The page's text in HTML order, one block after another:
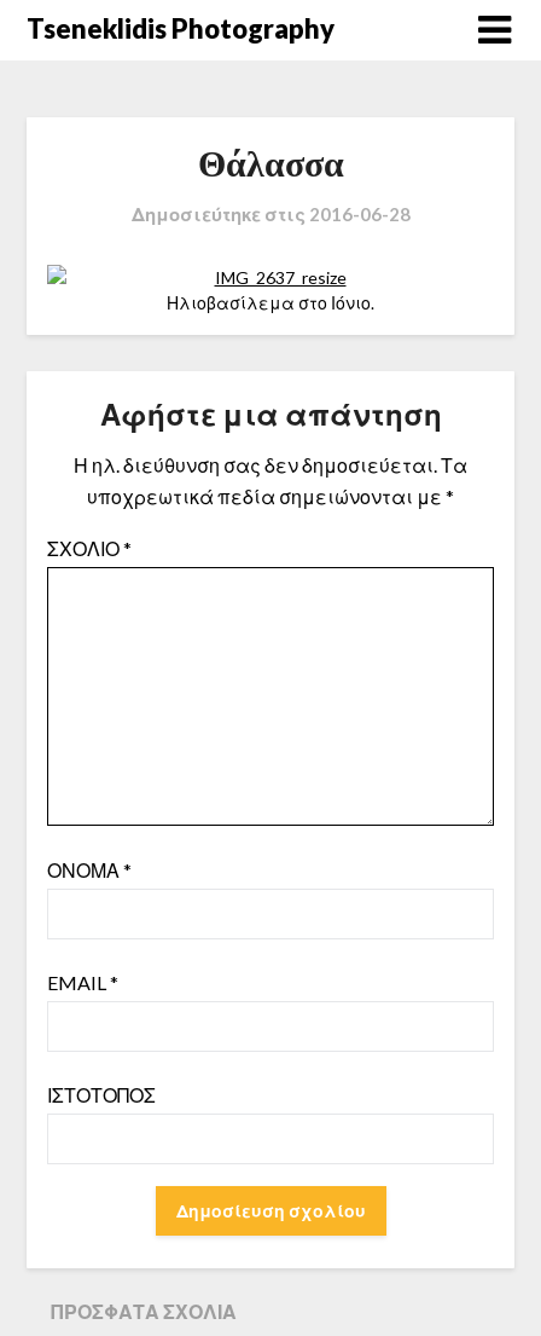
Μετάβαση
Tseneklidis Photography
Θάλασσα
Δημοσιεύτηκε στις 2016-06-28
Ηλιοβασίλεμα στο Ιόνιο.
Αφήστε μια απάντηση
Η ηλ. διεύθυνση σας δεν δημοσιεύεται.Τα
υποχρεωτικά πεδία σημειώνονται με *
ΣΧΌΛΙΟ*
ΌΝΟΜΑ *
EMAIL*
ΙΣΤΌΤΟΠΟΣ
ΠΡΌΣΦΑΤΑ ΣΧΌΛΙΑ